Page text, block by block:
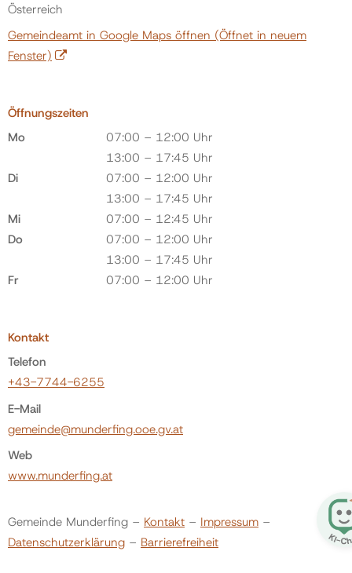
Österreich
Gemeindeamt in Google Maps öffnen (Öffnet in neuem
Fenster)
Öffnungszeiten
Mo
07:00 – 12:00 Uhr
13:00 – 17:45 Uhr
Di
07:00 – 12:00 Uhr
13:00 – 17:45 Uhr
Mi
07:00 – 12:45 Uhr
Do
07:00 – 12:00 Uhr
13:00 – 17:45 Uhr
Fr
07:00 – 12:00 Uhr
Kontakt
Telefon
+43-7744-6255
E-Mail
gemeinde@munderfing.ooe.gv.at
Web
www.munderfing.at
Gemeinde Munderfing – Kontakt – Impressum –
Datenschutzerklärung – Barrierefreiheit